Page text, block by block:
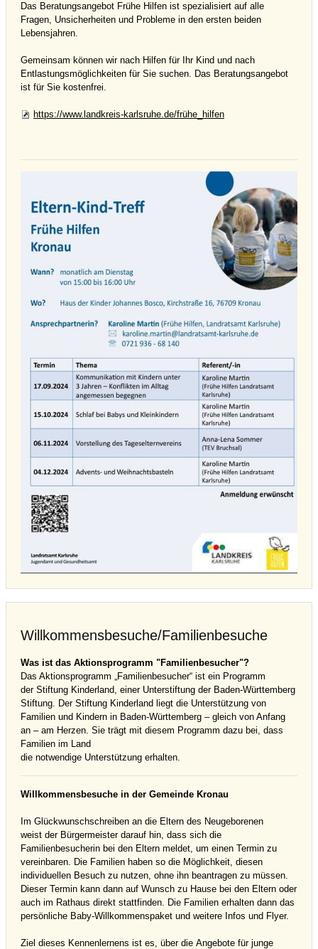
Das Beratungsangebot Frühe Hilfen ist spezialisiert auf alle
Fragen, Unsicherheiten und Probleme in den ersten beiden
Lebensjahren.
Gemeinsam können wir nach Hilfen für Ihr Kind und nach
Entlastungsmöglichkeiten für Sie suchen. Das Beratungsangebot
ist für Sie kostenfrei.
https://www.landkreis-karlsruhe.de/frühe_hilfen
Willkommensbesuche/Familienbesuche
Was ist das Aktionsprogramm "Familienbesucher"?
Das Aktionsprogramm „Familienbesucher“ ist ein Programm
der Stiftung Kinderland, einer Unterstiftung der Baden-Württemberg
Stiftung. Der Stiftung Kinderland liegt die Unterstützung von
Familien und Kindern in Baden-Württemberg – gleich von Anfang
an – am Herzen. Sie trägt mit diesem Programm dazu bei, dass
Familien im Land
die notwendige Unterstützung erhalten.
Willkommensbesuche in der Gemeinde Kronau
Im Glückwunschschreiben an die Eltern des Neugeborenen
weist der Bürgermeister darauf hin, dass sich die
Familienbesucherin bei den Eltern meldet, um einen Termin zu
vereinbaren. Die Familien haben so die Möglichkeit, diesen
individuellen Besuch zu nutzen, ohne ihn beantragen zu müssen.
Dieser Termin kann dann auf Wunsch zu Hause bei den Eltern oder
auch im Rathaus direkt stattfinden. Die Familien erhalten dann das
persönliche Baby-Willkommenspaket und weitere Infos und Flyer.
Ziel dieses Kennenlernens ist es, über die Angebote für junge